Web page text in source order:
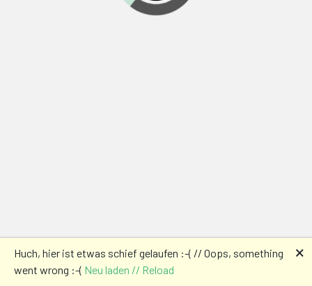
Huch, hier ist etwas schief gelaufen :-( // Oops, something
went wrong :-( Neu laden // Reload
🗙